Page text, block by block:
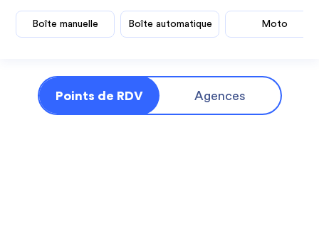
Boîte manuelle Boîte automatique Moto
Points de RDV Agences